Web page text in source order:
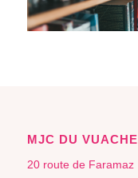
MJC DU VUACHE
20 route de Faramaz